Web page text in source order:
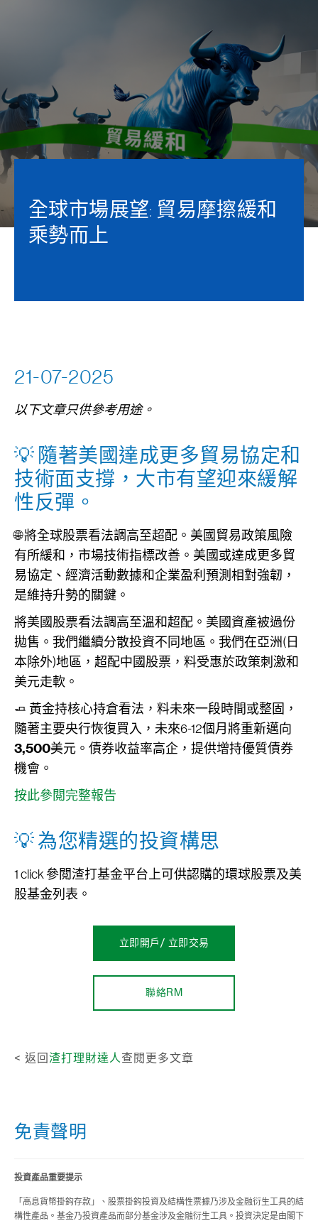
全球市場展望: 貿易摩擦緩和
乘勢而上
21-07-2025
以下文章只供參考用途。
💡 隨著美國達成更多貿易協定和
技術面支撐，大市有望迎來緩解
性反彈。
🌐 將全球股票看法調高至超配。美國貿易政策風險
有所緩和，市場技術指標改善。美國或達成更多貿
易協定、經濟活動數據和企業盈利預測相對強韌，
是維持升勢的關鍵。
將美國股票看法調高至溫和超配。美國資產被過份
拋售。我們繼續分散投資不同地區。我們在亞洲(日
本除外)地區，超配中國股票，料受惠於政策刺激和
美元走軟。
🧈 黃金持核心持倉看法，料未來一段時間或整固，
隨著主要央行恢復買入，未來6-12個月將重新邁向
3,500美元。債券收益率高企，提供增持優質債券
機會。
按此參閲完整報告
💡 為您精選的投資構思
1 click 參閲渣打基金平台上可供認購的環球股票及美
股基金列表。
立即開戶/ 立即交易
聯絡RM
< 返回 渣打理財達人 查閱更多文章
免責聲明
投資產品重要提示
「高息貨幣掛鈎存款」、股票掛鈎投資及結構性票據乃涉及金融衍生工具的結
構性產品。基金乃投資產品而部分基金涉及金融衍生工具。投資決定是由閣下